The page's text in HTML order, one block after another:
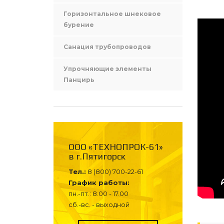
Горизонтальное шнековое
бурение
Санация трубопроводов
Упрочняющие элементы
Панцирь
ООО «ТЕХНОПРОК-61»
в г.Пятигорск
Тел.: 8 (800) 700-22-61
График работы:
пн.-пт.: 8.00 - 17.00
сб.-вс. - выходной